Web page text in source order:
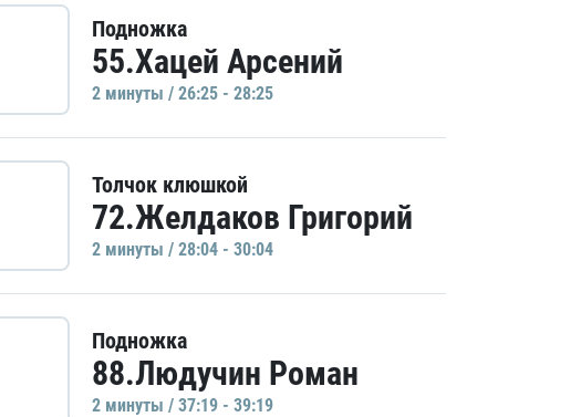
Подножка
55.Хацей Арсений
2 минуты / 26:25 - 28:25
Толчок клюшкой
72.Желдаков Григорий
2 минуты / 28:04 - 30:04
Подножка
88.Людучин Роман
2 минуты / 37:19 - 39:19